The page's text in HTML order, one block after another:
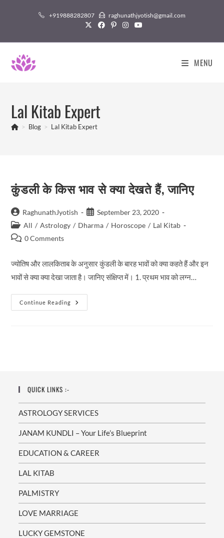
+919888282807 raghunathjyotish@gmail.com
MENU
Lal Kitab Expert
> Blog > Lal Kitab Expert
कुंडली के किस भाव से क्या देखते हैं, जानिए
Post
author:
RaghunathJyotish
Post
published:
September 23, 2020
Post
category:
All / Astrology / Dharma / Horoscope / Lal Kitab
Post0 Comments
ज्योतिष और लालकिताब के अनुसार कुंडली के बारह भावों को क्या कहते हैं और इन
भावों से क्या क्या देखा जाता है। जानिए संक्षिप्त में। 1. प्रथम भाव को लग्न…
Continue Reading
कुंडली
के
QUICK LINKS :-
ASTROLOGY SERVICES
JANAM KUNDLI – Your Life’s Blueprint
EDUCATION & CAREER
LAL KITAB
PALMISTRY
LOVE MARRIAGE
LUCKY GEMSTONE